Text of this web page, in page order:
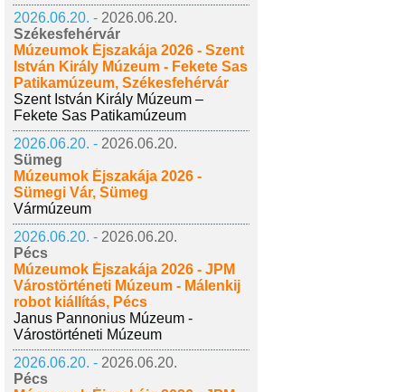
2026.06.20. - 2026.06.20.
Székesfehérvár
Múzeumok Éjszakája 2026 - Szent
István Király Múzeum - Fekete Sas
Patikamúzeum, Székesfehérvár
Szent István Király Múzeum –
Fekete Sas Patikamúzeum
2026.06.20. - 2026.06.20.
Sümeg
Múzeumok Éjszakája 2026 -
Sümegi Vár, Sümeg
Vármúzeum
2026.06.20. - 2026.06.20.
Pécs
Múzeumok Éjszakája 2026 - JPM
Várostörténeti Múzeum - Málenkij
robot kiállítás, Pécs
Janus Pannonius Múzeum -
Várostörténeti Múzeum
2026.06.20. - 2026.06.20.
Pécs